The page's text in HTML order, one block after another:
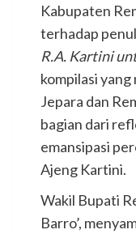
Kabupaten
terhadap
R.A. Kartini
kompilasi
Jepara dan
bagian dari
emansipasi
Ajeng Kartini.
Wakil Bupati
Barro’,